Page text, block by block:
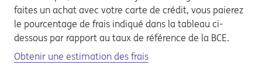
faites un achat avec votre carte de crédit, vous paierez
le pourcentage de frais indiqué dans la tableau ci-
dessous par rapport au taux de référence de la BCE.
Obtenir une estimation des frais